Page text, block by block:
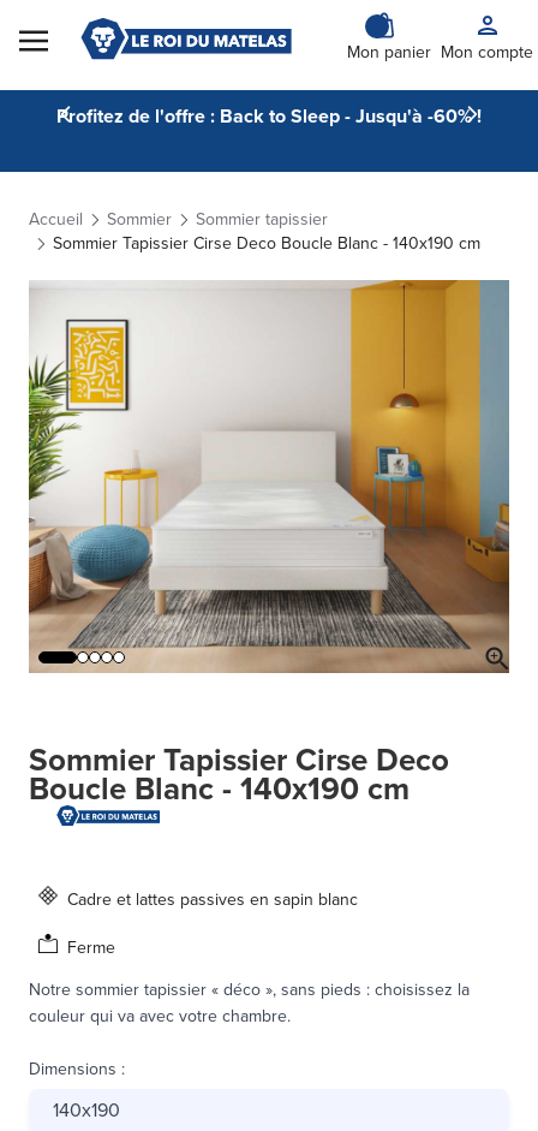
Skip to Content
Mon panier Mon compte
Profitez de l'offre : Back to Sleep - Jusqu'à -60% !
Accueil Sommier
Sommier tapissier
Sommier Tapissier Cirse Deco Boucle Blanc - 140x190 cm
Sommier Tapissier Cirse Deco
Boucle Blanc - 140x190 cm
Cadre et lattes passives en sapin blanc
Ferme
Notre sommier tapissier « déco », sans pieds : choisissez la
couleur qui va avec votre chambre.
Dimensions :
140x190